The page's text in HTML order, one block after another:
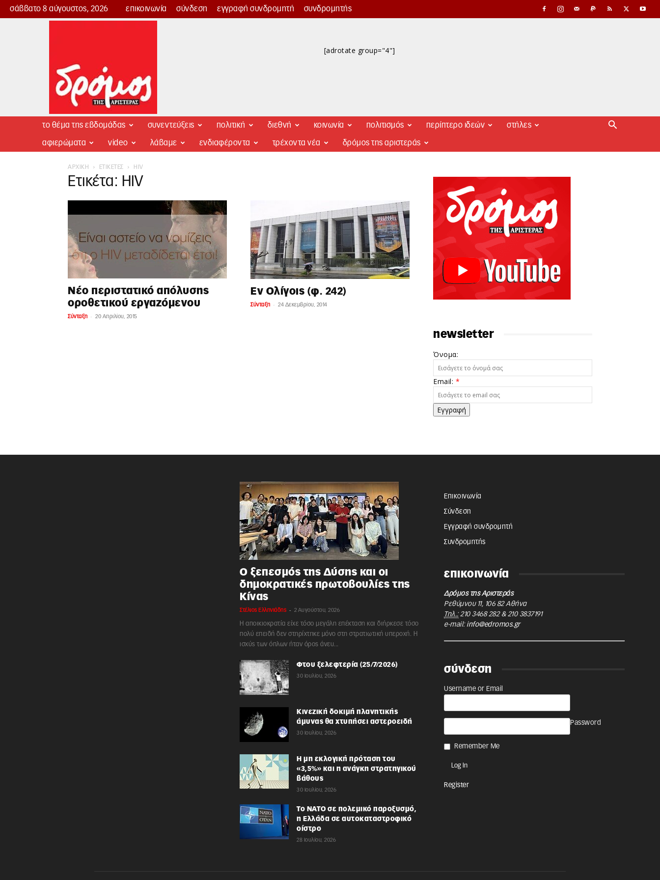
σάββατο 8 αύγουστος, 2026 επικοινωνία σύνδεση εγγραφή συνδρομητή συνδρομητής
Δρόμος
[adrotate group="4"]
το θέμα της εβδομάδας συνεντεύξεις πολιτική διεθνή κοινωνία πολιτισμός περίπτερο ιδεών στήλες
αφιερώματα video λάβαμε ενδιαφέροντα τρέχοντα νέα δρόμος της αριστεράς
ΑΡΧΙΚΉ ΕΤΙΚΈΤΕΣ HIV
Ετικέτα: HIV
Νέο περιστατικό απόλυσης
οροθετικού εργαζόμενου
Σύνταξη - 20 Απριλίου, 2015
Εν Ολίγοις (φ. 242)
Σύνταξη - 24 Δεκεμβρίου, 2014
newsletter
Όνομα:
Email: *
Εγγραφή
Ο ξεπεσμός της Δύσης και οι
δημοκρατικές πρωτοβουλίες της
Κίνας
Στέλιος Ελληνιάδης - 2 Αυγούστου, 2026
Η αποικιοκρατία είχε τόσο μεγάλη επέκταση και διήρκεσε τόσο
πολύ επειδή δεν στηρίχτηκε μόνο στη στρατιωτική υπεροχή. Η
ισχύς των όπλων ήταν όρος άνευ...
Φτου ξελεφτερία (25/7/2026)
30 Ιουλίου, 2026
Κινεζική δοκιμή πλανητικής
άμυνας θα χτυπήσει αστεροειδή
30 Ιουλίου, 2026
Η μη εκλογική πρόταση του
«3,5%» και η ανάγκη στρατηγικού
βάθους
30 Ιουλίου, 2026
Το ΝΑΤΟ σε πολεμικό παροξυσμό,
η Ελλάδα σε αυτοκαταστροφικό
οίστρο
28 Ιουλίου, 2026
Επικοινωνία
Σύνδεση
Εγγραφή συνδρομητή
Συνδρομητής
επικοινωνία
Δρόμος της Αριστεράς
Ρεθύμνου 11, 106 82 Αθήνα
Τηλ.: 210 3468 282& 210 3837191
e-mail: info@edromos.gr
σύνδεση
Username or Email
Password
Remember Me
Register